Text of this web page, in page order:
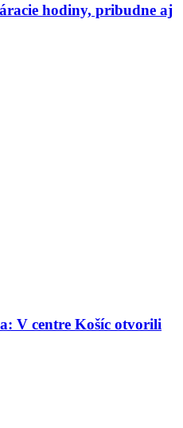
hodiny, pribudne aj
V centre Košíc otvorili